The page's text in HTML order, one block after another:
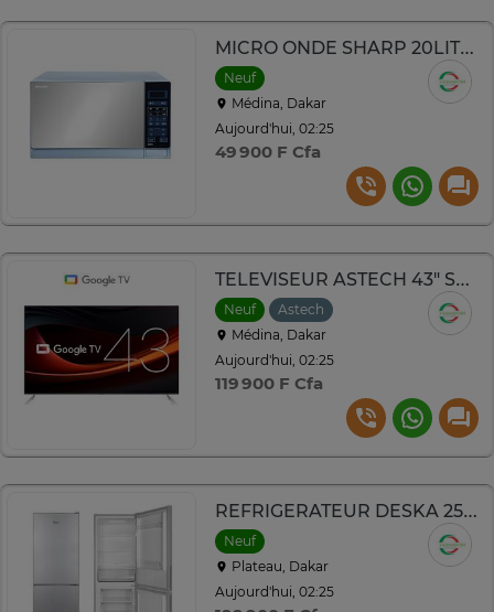
MICRO ONDE SHARP 20LITRES DIGITAL INOX R20MT(S)
Neuf
Médina, Dakar
Aujourd'hui, 02:25
49 900 F Cfa
TELEVISEUR ASTECH 43" SMART GOOGLE TV 43GT3027H/43GT3030HQ
Neuf
Astech
Médina, Dakar
Aujourd'hui, 02:25
119 900 F Cfa
REFRIGERATEUR DESKA 253l COMBINE 4TIROIRS GRIS BF309DK
Neuf
Plateau, Dakar
Aujourd'hui, 02:25